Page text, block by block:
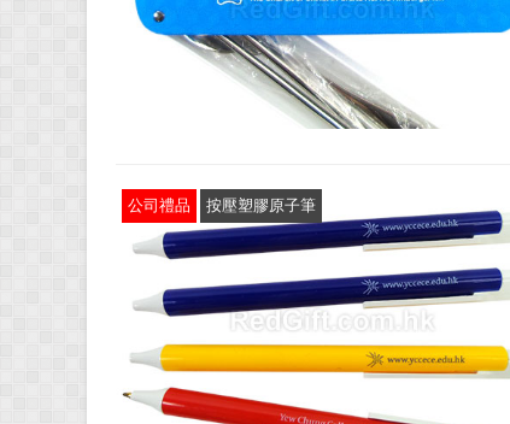
公司禮品 按壓塑膠原子筆